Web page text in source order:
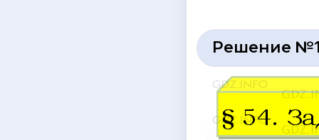
Решение